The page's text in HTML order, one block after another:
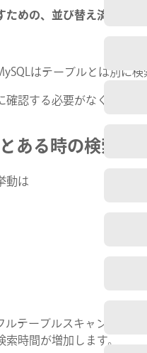
ための、並び替え済みの目
はテーブルとは別に検
認する必要がなくなり、
ある時の検索
動は
ルテーブルスキャンと呼
時間が増加します。